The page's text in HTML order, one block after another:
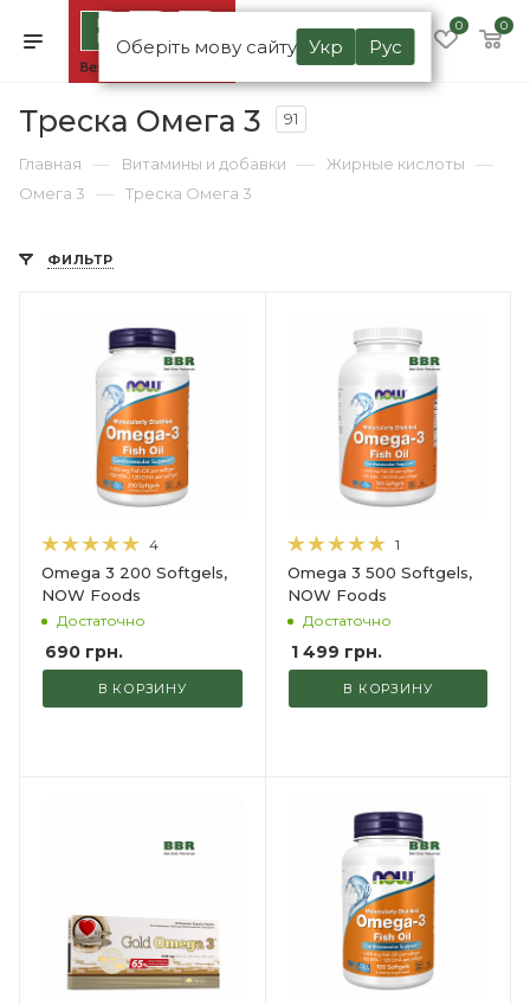
Оберіть мову сайту Укр Рус
0 0
Треска Омега 3 91
Главная — Витамины и добавки — Жирные кислоты —
Омега 3 — Треска Омега 3
ФИЛЬТР
4
Omega 3 200 Softgels,
NOW Foods
Достаточно
690 грн.
В КОРЗИНУ
1
Omega 3 500 Softgels,
NOW Foods
Достаточно
1 499 грн.
В КОРЗИНУ